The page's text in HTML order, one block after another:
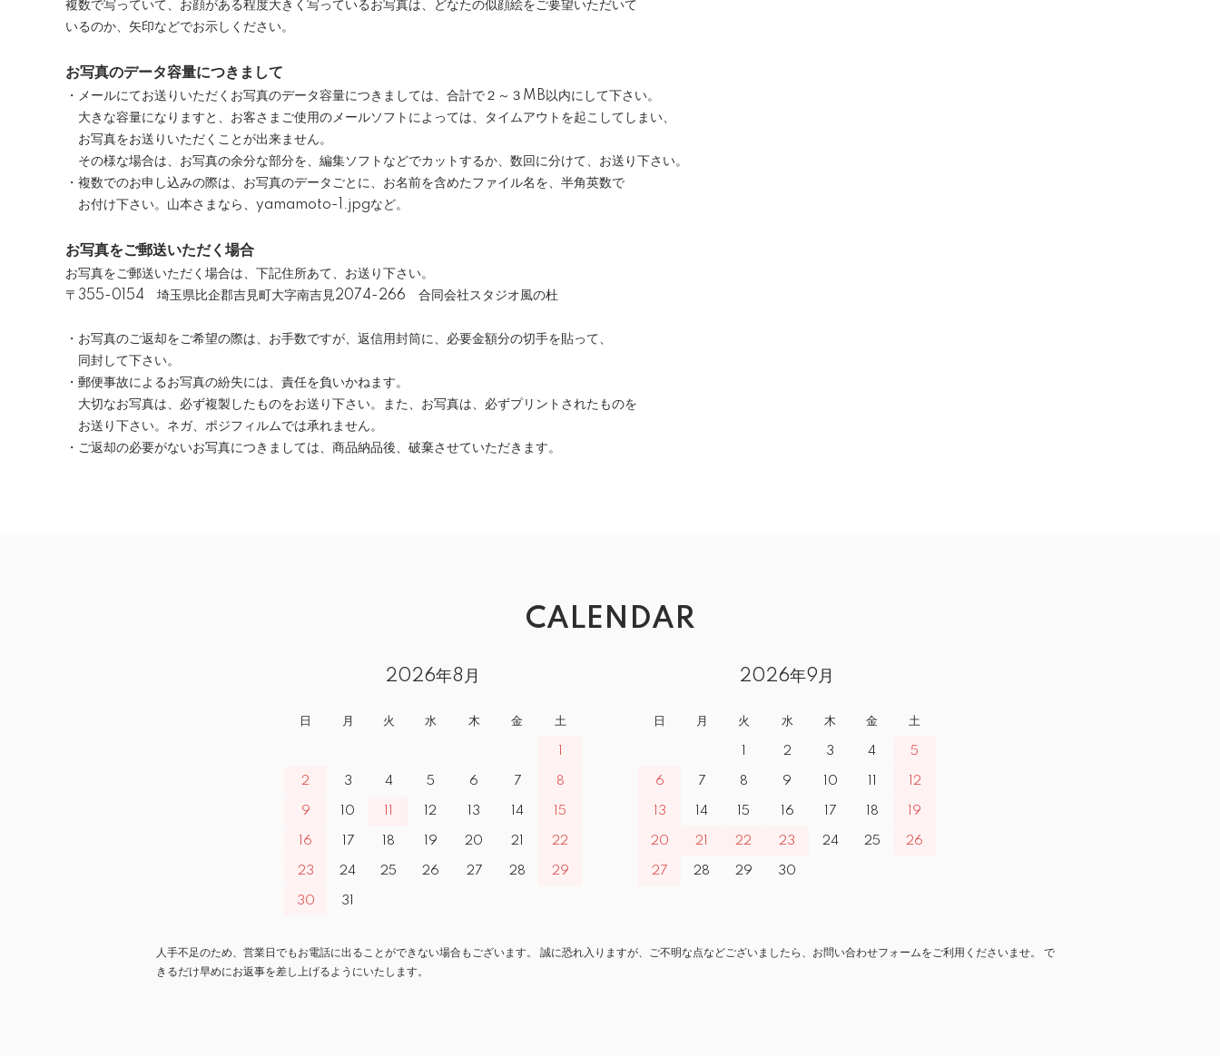
複数で写っていて、お顔がある程度大きく写っているお写真は、どなたの似顔絵をご要望いただいて
いるのか、矢印などでお示しください。
お写真のデータ容量につきまして
・メールにてお送りいただくお写真のデータ容量につきましては、合計で２～３MB以内にして下さい。
大きな容量になりますと、お客さまご使用のメールソフトによっては、タイムアウトを起こしてしまい、
お写真をお送りいただくことが出来ません。
その様な場合は、お写真の余分な部分を、編集ソフトなどでカットするか、数回に分けて、お送り下さい。
・複数でのお申し込みの際は、お写真のデータごとに、お名前を含めたファイル名を、半角英数で
お付け下さい。山本さまなら、yamamoto-1.jpgなど。
お写真をご郵送いただく場合
お写真をご郵送いただく場合は、下記住所あて、お送り下さい。
〒355-0154 埼玉県比企郡吉見町大字南吉見2074-266 合同会社スタジオ風の杜
・お写真のご返却をご希望の際は、お手数ですが、返信用封筒に、必要金額分の切手を貼って、
同封して下さい。
・郵便事故によるお写真の紛失には、責任を負いかねます。
大切なお写真は、必ず複製したものをお送り下さい。また、お写真は、必ずプリントされたものを
お送り下さい。ネガ、ポジフィルムでは承れません。
・ご返却の必要がないお写真につきましては、商品納品後、破棄させていただきます。
CALENDAR
2026年8月
日 月 火 水 木 金 土
2 3 4 5 6 7 8
9 10 12 13 14 15
16 17 18 19 20 21 22
23 24 25 26 27 28 29
30 31
2026年9月
日 月 火 水 木 金 土
2 3 4 5
6 7 8 9 10 12
13 14 15 16 17 18 19
20 21 22 23 24 25 26
27 28 29 30
人手不足のため、営業日でもお電話に出ることができない場合もございます。 誠に恐れ入りますが、ご不明な点などございましたら、お問い合わせフォームをご利用くださいませ。 で
きるだけ早めにお返事を差し上げるようにいたします。